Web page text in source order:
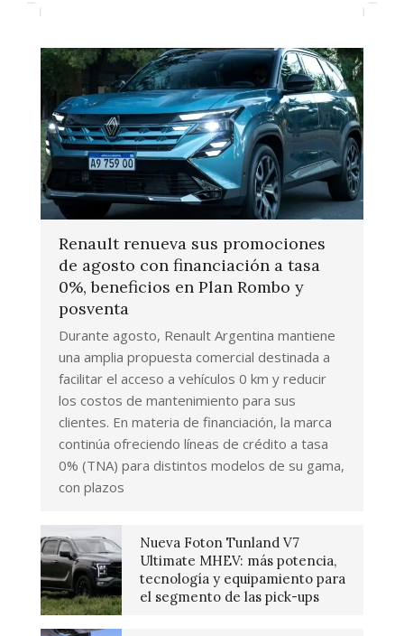
Renault renueva sus promociones
de agosto con financiación a tasa
0%, beneficios en Plan Rombo y
posventa
Durante agosto, Renault Argentina mantiene
una amplia propuesta comercial destinada a
facilitar el acceso a vehículos 0 km y reducir
los costos de mantenimiento para sus
clientes. En materia de financiación, la marca
continúa ofreciendo líneas de crédito a tasa
0% (TNA) para distintos modelos de su gama,
con plazos
Nueva Foton Tunland V7
Ultimate MHEV: más potencia,
tecnología y equipamiento para
el segmento de las pick-ups